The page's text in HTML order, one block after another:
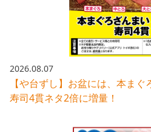
焼とりてっぱん
ひとくち餃子の頂
玉鋼
コーポレートガバナンス
財務情報
業績推移
財政状況
株式情報
パート・アルバイト
お問い合わせ
お問い合わせトップ
IRお問い合わせ
ご意見・アンケート（ご
このサイトについて
プライバシーポリシー
2026.08.07
【や台ずし】お盆には、本ま
寿司4貫ネタ2倍に増量！